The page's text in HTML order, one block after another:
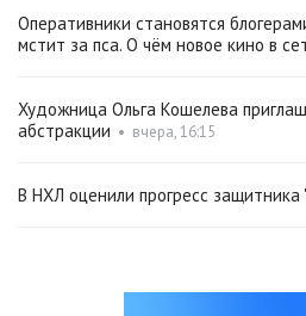
Оперативники становятся
мстит за пса. О чём новое кино в
Художница Ольга Кошелева
абстракции • вчера, 16:15
В НХЛ оценили прогресс защитника